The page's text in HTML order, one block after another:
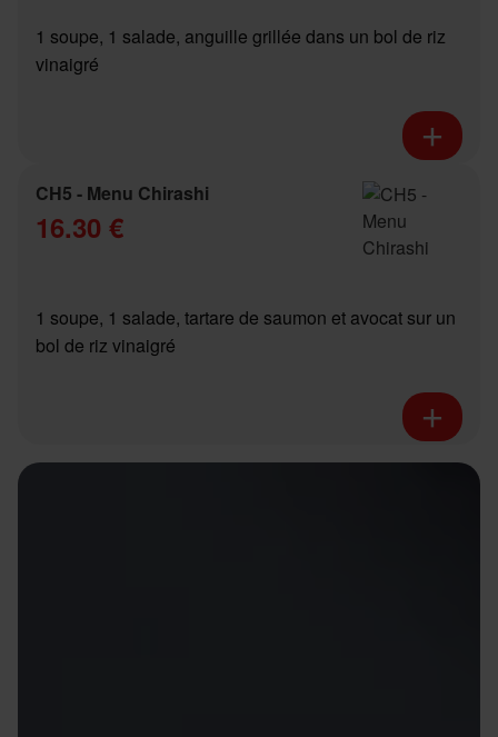
1 soupe, 1 salade, anguille grillée dans un bol de riz
vinaigré
CH5 - Menu Chirashi
16.30 €
1 soupe, 1 salade, tartare de saumon et avocat sur un
bol de riz vinaigré